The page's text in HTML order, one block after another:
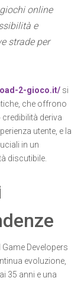
online
e
strade per
2-gioco.it/ si
che offrono
credibilità deriva
utente, e la
in un
discutibile.
Developers
evoluzione,
35 anni e una